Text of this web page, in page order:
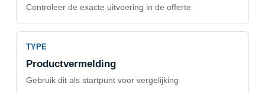
Controleer de exacte uitvoering in de offerte
TYPE
Productvermelding
Gebruik dit als startpunt voor vergelijking